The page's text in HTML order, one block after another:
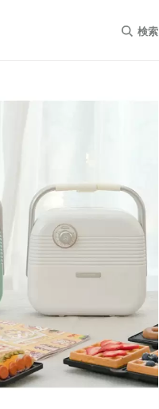
検索